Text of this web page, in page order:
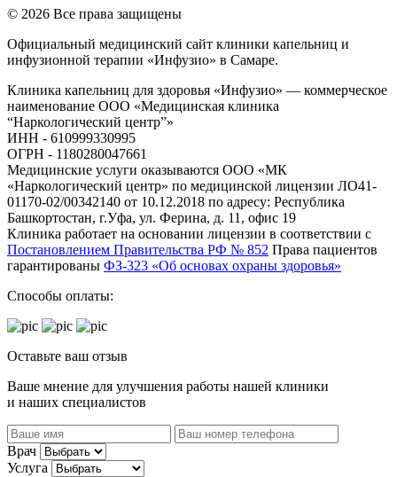
© 2026 Все права защищены
Официальный медицинский сайт клиники капельниц и
инфузионной терапии «Инфузио» в Самаре.
Клиника капельниц для здоровья «Инфузио» — коммерческое
наименование ООО «Медицинская клиника
“Наркологический центр”»
ИНН - 610999330995
ОГРН - 1180280047661
Медицинские услуги оказываются ООО «МК
«Наркологический центр» по медицинской лицензии ЛО41-
01170-02/00342140 от 10.12.2018 по адресу: Республика
Башкортостан, г.Уфа, ул. Ферина, д. 11, офис 19
Клиника работает на основании лицензии в соответствии с
Постановлением Правительства РФ № 852 Права пациентов
гарантированы ФЗ-323 «Об основах охраны здоровья»
Способы оплаты:
Оставьте ваш отзыв
Ваше мнение для улучшения работы нашей клиники
и наших специалистов
Врач
Услуга